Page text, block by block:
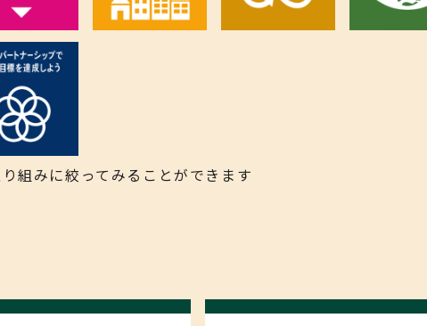
組みに絞ってみることができます